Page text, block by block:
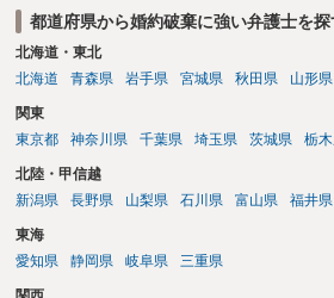
負担割合が高くなり、婚約破棄の慰謝料も
能性もないわけではありません。 ただし、
ないので、既婚者同士の婚約が成立するかと
際には、清算条項という定めを設けることが
を定めることによって、「これをもってお互
い」ことを双方が誓約することになります。
答ができるかと存じます。 弁護士に相談す
で、お早めにご相談されることをお勧めいた
都道府県から婚約破棄に強い弁護士を探
北海道・東北
北海道
青森県 岩手県 宮城県 秋田県 山形県
関東
東京都
神奈川県 千葉県 埼玉県 茨城県 栃
北陸・甲信越
新潟県
長野県 山梨県 石川県 富山県 福井県
東海
愛知県
静岡県 岐阜県 三重県